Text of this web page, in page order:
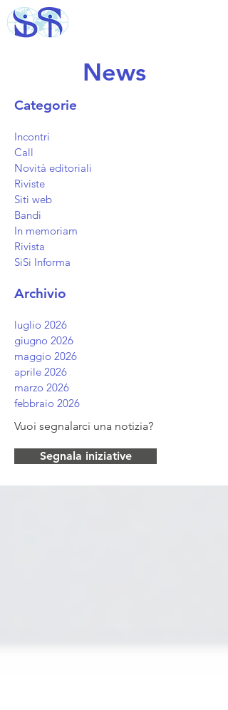
News
Categorie
Incontri
Call
Novità editoriali
Riviste
Siti web
Bandi
In memoriam
Rivista
SiSi Informa
Archivio
luglio 2026
giugno 2026
maggio 2026
aprile 2026
marzo 2026
febbraio 2026
Vuoi segnalarci una notizia?
Segnala iniziative